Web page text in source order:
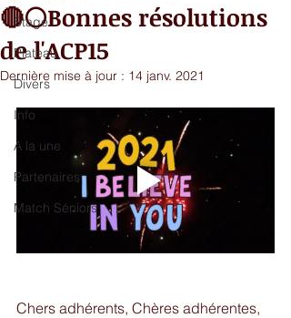
Stage
Plateau
Divers
Info
A la une
Partenaires
Match Séniors
🔴⚪Bonnes résolutions
de l'ACP15
Dernière mise à jour : 14 janv. 2021
Chers adhérents, Chères adhérentes,